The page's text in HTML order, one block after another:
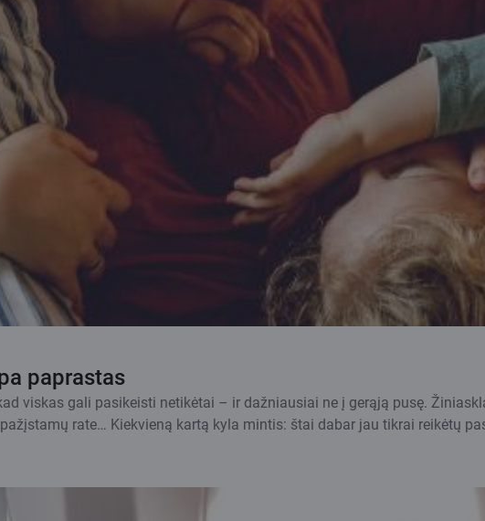
paprastas
viskas gali pasikeisti netikėtai – ir dažniausiai ne į gerąją pusę.
rate… Kiekvieną kartą kyla mintis: štai dabar jau tikrai reikėtų